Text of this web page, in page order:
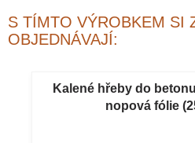
S TÍMTO VÝROBKEM SI
OBJEDNÁVAJÍ:
Kalené hřeby do
nopová fólie